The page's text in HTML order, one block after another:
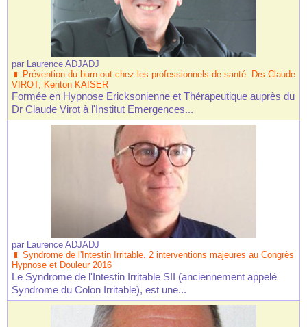
par Laurence ADJADJ
Prévention du burn-out chez les professionnels de santé. Drs Claude
VIROT, Kenton KAISER
Formée en Hypnose Ericksonienne et Thérapeutique auprès du
Dr Claude Virot à l'Institut Emergences...
par Laurence ADJADJ
Syndrome de l'Intestin Irritable. 2 interventions majeures au Congrès
Hypnose et Douleur 2016
Le Syndrome de l'Intestin Irritable SII (anciennement appelé
Syndrome du Colon Irritable), est une...